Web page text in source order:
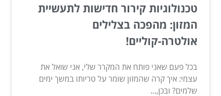
טכנולוגיות קירור חדישות לתעשיית
המזון: מהפכה בצלילים
אולטרה-קוליים!
בכל פעם שאני פותח את המקרר שלי, אני שואל את
עצמי: איך קרה שהמזון שומר על טריותו במשך ימים
שלמים? ובכן,...